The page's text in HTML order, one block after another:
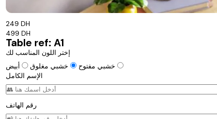
249 DH
499 DH
Table ref: A1
إختر اللون المناسب لك
خشبي مفتوح
خشبي مغلوق
الإسم الكامل
رقم الهاتف